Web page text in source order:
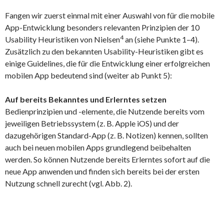
Fangen wir zuerst einmal mit einer Auswahl von für die mobile
App-Entwicklung besonders relevanten Prinzipien der 10
Usability Heuristiken von Nielsen4an (siehe Punkte 1–4).
Zusätzlich zu den bekannten Usability-Heuristiken gibt es
einige Guidelines, die für die Entwicklung einer erfolgreichen
mobilen App bedeutend sind (weiter ab Punkt 5):
Auf bereits Bekanntes und Erlerntes setzen
Bedienprinzipien und -elemente, die Nutzende bereits vom
jeweiligen Betriebssystem (z. B. Apple iOS) und der
dazugehörigen Standard-App (z. B. Notizen) kennen, sollten
auch bei neuen mobilen Apps grundlegend beibehalten
werden. So können Nutzende bereits Erlerntes sofort auf die
neue App anwenden und finden sich bereits bei der ersten
Nutzung schnell zurecht (vgl. Abb. 2).